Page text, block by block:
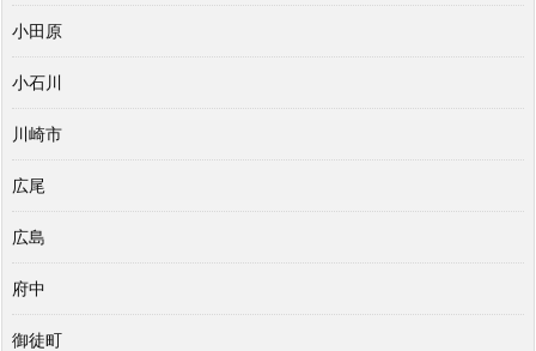
小田原
小石川
川崎市
広尾
広島
府中
御徒町